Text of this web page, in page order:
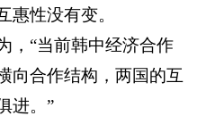
惠性没有变。
，“当前韩中经济合作
向合作结构，两国的互
进。”